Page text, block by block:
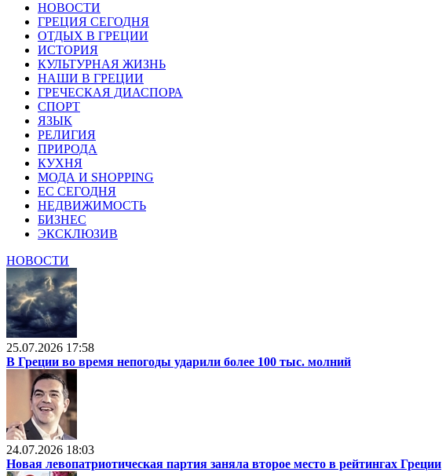
НОВОСТИ
ГРЕЦИЯ СЕГОДНЯ
ОТДЫХ В ГРЕЦИИ
ИСТОРИЯ
КУЛЬТУРНАЯ ЖИЗНЬ
НАШИ В ГРЕЦИИ
ГРЕЧЕСКАЯ ДИАСПОРА
СПОРТ
ЯЗЫК
РЕЛИГИЯ
ПРИРОДА
КУХНЯ
МОДА И SHOPPING
ЕС СЕГОДНЯ
НЕДВИЖИМОСТЬ
БИЗНЕС
ЭКСКЛЮЗИВ
НОВОСТИ
25.07.2026 17:58
В Греции во время непогоды ударили более 100 тыс. молний
24.07.2026 18:03
Новая левопатриотическая партия заняла второе место в рейтингах Греции